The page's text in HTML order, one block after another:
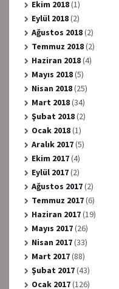
Ekim 2018(1)
Eylül 2018(2)
Ağustos 2018(2)
Temmuz 2018(2)
Haziran 2018(4)
Mayıs 2018(5)
Nisan 2018(25)
Mart 2018(34)
Şubat 2018(2)
Ocak 2018(1)
Aralık 2017(5)
Ekim 2017(4)
Eylül 2017(2)
Ağustos 2017(2)
Temmuz 2017(6)
Haziran 2017(19)
Mayıs 2017(26)
Nisan 2017(33)
Mart 2017(88)
Şubat 2017(43)
Ocak 2017(126)